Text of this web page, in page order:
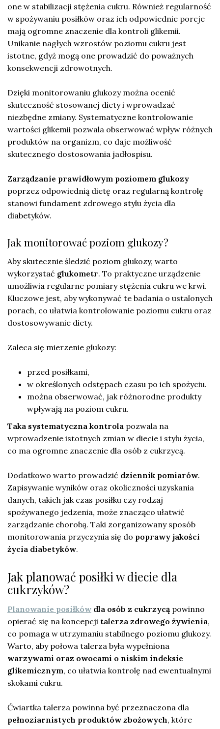
one w stabilizacji stężenia cukru. Również regularność
w spożywaniu posiłków oraz ich odpowiednie porcje
mają ogromne znaczenie dla kontroli glikemii.
Unikanie nagłych wzrostów poziomu cukru jest
istotne, gdyż mogą one prowadzić do poważnych
konsekwencji zdrowotnych.
Dzięki monitorowaniu glukozy można ocenić
skuteczność stosowanej diety i wprowadzać
niezbędne zmiany. Systematyczne kontrolowanie
wartości glikemii pozwala obserwować wpływ różnych
produktów na organizm, co daje możliwość
skutecznego dostosowania jadłospisu.
Zarządzanie prawidłowym poziomem glukozy
poprzez odpowiednią dietę oraz regularną kontrolę
stanowi fundament zdrowego stylu życia dla
diabetyków.
Jak monitorować poziom glukozy?
Aby skutecznie śledzić poziom glukozy, warto
wykorzystać glukometr. To praktyczne urządzenie
umożliwia regularne pomiary stężenia cukru we krwi.
Kluczowe jest, aby wykonywać te badania o ustalonych
porach, co ułatwia kontrolowanie poziomu cukru oraz
dostosowywanie diety.
Zaleca się mierzenie glukozy:
przed posiłkami,
w określonych odstępach czasu po ich spożyciu.
można obserwować, jak różnorodne produkty
wpływają na poziom cukru.
Taka systematyczna kontrola pozwala na
wprowadzenie istotnych zmian w diecie i stylu życia,
co ma ogromne znaczenie dla osób z cukrzycą.
Dodatkowo warto prowadzić dziennik pomiarów.
Zapisywanie wyników oraz okoliczności uzyskania
danych, takich jak czas posiłku czy rodzaj
spożywanego jedzenia, może znacząco ułatwić
zarządzanie chorobą. Taki zorganizowany sposób
monitorowania przyczynia się do poprawy jakości
życia diabetyków.
Jak planować posiłki w diecie dla
cukrzyków?
Planowanie posiłków dla osób z cukrzycą powinno
opierać się na koncepcji talerza zdrowego żywienia,
co pomaga w utrzymaniu stabilnego poziomu glukozy.
Warto, aby połowa talerza była wypełniona
warzywami oraz owocami o niskim indeksie
glikemicznym, co ułatwia kontrolę nad ewentualnymi
skokami cukru.
Ćwiartka talerza powinna być przeznaczona dla
pełnoziarnistych produktów zbożowych, które